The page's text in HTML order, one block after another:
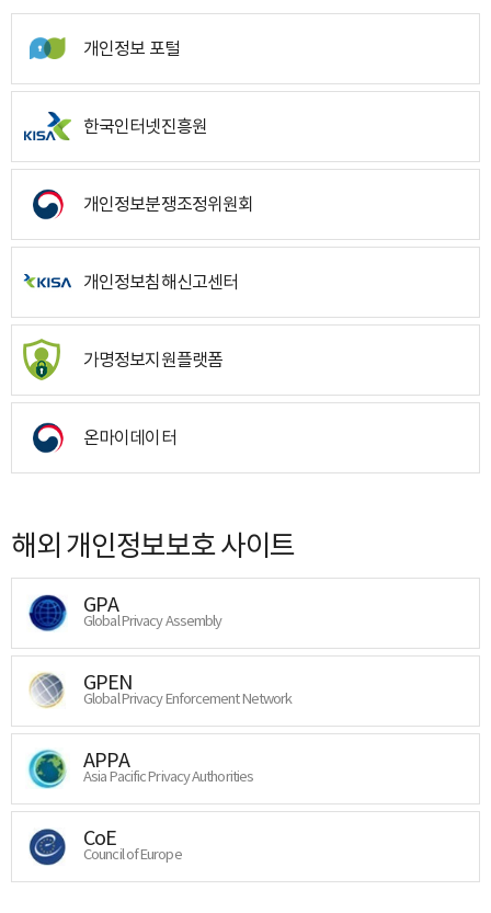
개인정보 포털
한국인터넷진흥원
개인정보분쟁조정위원회
개인정보침해신고센터
가명정보지원플랫폼
온마이데이터
해외 개인정보보호 사이트
GPA
Global Privacy Assembly
GPEN
Global Privacy Enforcement Network
APPA
Asia Pacific Privacy Authorities
CoE
Council of Europe